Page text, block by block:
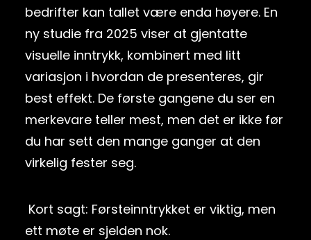
bedrifter kan tallet være enda høyere. En
ny studie fra 2025 viser at gjentatte
visuelle inntrykk, kombinert med litt
variasjon i hvordan de presenteres, gir
best effekt. De første gangene du ser en
merkevare teller mest, men det er ikke før
du har sett den mange ganger at den
virkelig fester seg.
Kort sagt: Førsteinntrykket er viktig, men
ett møte er sjelden nok.